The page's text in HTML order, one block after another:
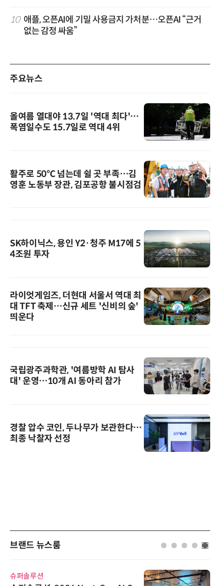
10 애플, 오픈AI에 기밀 사용금지 가처분…오픈AI “근거
없는 감정 싸움”
주요뉴스
올여름 열대야 13.7일 '역대 최다'…
폭염일수도 15.7일로 역대 4위
활주로 50℃ 넘는데 쉴 곳 부족…김
영훈 노동부 장관, 김포공항 불시점검
SK하이닉스, 용인 Y2·청주 M17에 5
4조원 투자
라이엇게임즈, 더현대 서울서 역대 최
대 TFT 축제…신규 세트 '신비의 숲'
띄운다
국립광주과학관, '여름방학 AI 탐사
대' 운영…10개 AI 동아리 참가
경찰 압수 코인, 두나무가 보관한다…
최종 낙찰자 선정
브랜드 뉴스룸
슈퍼솔루션